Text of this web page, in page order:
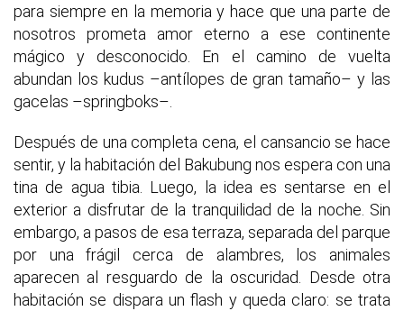
para siempre en la memoria y hace que una parte de
nosotros prometa amor eterno a ese continente
mágico y desconocido. En el camino de vuelta
abundan los kudus –antílopes de gran tamaño– y las
gacelas –springboks–.
Después de una completa cena, el cansancio se hace
sentir, y la habitación del Bakubung nos espera con una
tina de agua tibia. Luego, la idea es sentarse en el
exterior a disfrutar de la tranquilidad de la noche. Sin
embargo, a pasos de esa terraza, separada del parque
por una frágil cerca de alambres, los animales
aparecen al resguardo de la oscuridad. Desde otra
habitación se dispara un flash y queda claro: se trata